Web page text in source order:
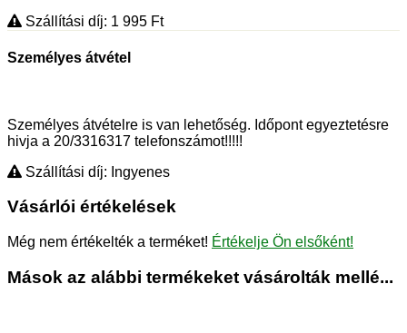
Szállítási díj: 1 995 Ft
Személyes átvétel
Személyes átvételre is van lehetőség. Időpont egyeztetésre
hivja a 20/3316317 telefonszámot!!!!!
Szállítási díj: Ingyenes
Vásárlói értékelések
Még nem értékelték a terméket! Értékelje Ön elsőként!
Mások az alábbi termékeket vásárolták mellé...